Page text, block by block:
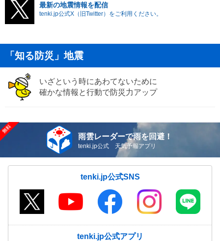
最新の地震情報を配信
tenki.jp公式X（旧Twitter）をご利用ください。
「知る防災」地震
いざという時にあわてないために
確かな情報と行動で防災力アップ
雨雲レーダーで雨を回避！
tenki.jp公式 天気予報アプリ
tenki.jp公式SNS
tenki.jp公式アプリ